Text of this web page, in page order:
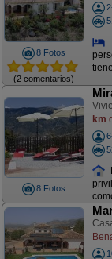
8 Fotos
(2 comentarios)
8 Fotos
km